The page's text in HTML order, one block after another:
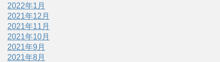
2022年1月
2021年12月
2021年11月
2021年10月
2021年9月
2021年8月